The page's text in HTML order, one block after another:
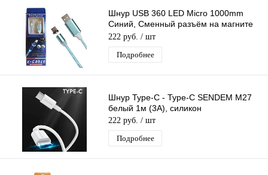
Шнур USB 360 LED Micro 1000mm
Синий, Сменный разъём на магните
360 градусов светящийся Бегущие
Огни
222 руб. / шт
Подробнее
Шнур Type-C - Type-C SENDEM M27
белый 1м (3А), силикон
222 руб. / шт
Подробнее